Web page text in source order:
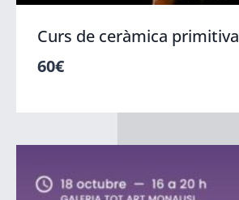
Curs de ceràmica primitiva
60€